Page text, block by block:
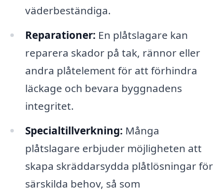
väderbeständiga.
Reparationer: En plåtslagare kan
reparera skador på tak, rännor eller
andra plåtelement för att förhindra
läckage och bevara byggnadens
integritet.
Specialtillverkning: Många
plåtslagare erbjuder möjligheten att
skapa skräddarsydda plåtlösningar för
särskilda behov, så som